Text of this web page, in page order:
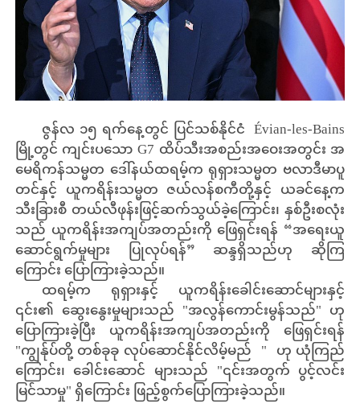
ဇွန်လ ၁၅ ရက်နေ့တွင် ပြင်သစ်နိုင်ငံ Évian-les-Bains
မြို့တွင် ကျင်းပသော G7 ထိပ်သီးအစည်းအဝေးအတွင်း အ
မေရိကန်သမ္မတ ဒေါ်နယ်ထရမ့်က ရုရှားသမ္မတ ဗလာဒီမာပူ
တင်နှင့် ယူကရိန်းသမ္မတ ဇယ်လန်စကီတို့နှင့် ယခင်နေ့က
သီးခြားစီ တယ်လီဖုန်းဖြင့်ဆက်သွယ်ခဲ့ကြောင်း၊ နှစ်ဦးစလုံး
သည် ယူကရိန်းအကျပ်အတည်းကို ဖြေရှင်းရန် “အရေးယူ
ဆောင်ရွက်မှုများ ပြုလုပ်ရန်” ဆန္ဒရှိသည်ဟု ဆိုကြ
ကြောင်း ပြောကြားခဲ့သည်။
ထရမ့်က ရုရှားနှင့် ယူကရိန်းခေါင်းဆောင်များနှင့်
၎င်း၏ ဆွေးနွေးမှုများသည် "အလွန်ကောင်းမွန်သည်" ဟု
ပြောကြားခဲ့ပြီး ယူကရိန်းအကျပ်အတည်းကို ဖြေရှင်းရန်
"ကျွန်ုပ်တို့ တစ်ခုခု လုပ်ဆောင်နိုင်လိမ့်မည် " ဟု ယုံကြည်
ကြောင်း၊ ခေါင်းဆောင် များသည် "၎င်းအတွက် ပွင့်လင်း
မြင်သာမှု" ရှိကြောင်း ဖြည့်စွက်ပြောကြားခဲ့သည်။